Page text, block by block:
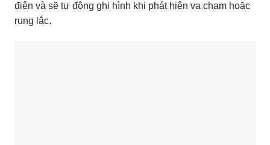
điện và sẽ tự động ghi hình khi phát hiện va chạm hoặc
rung lắc.